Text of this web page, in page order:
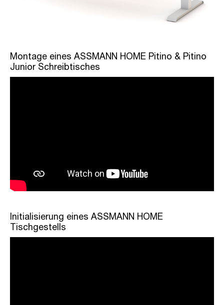
Montage eines ASSMANN HOME Pitino & Pitino
Junior Schreibtisches
Initialisierung eines ASSMANN HOME
Tischgestells